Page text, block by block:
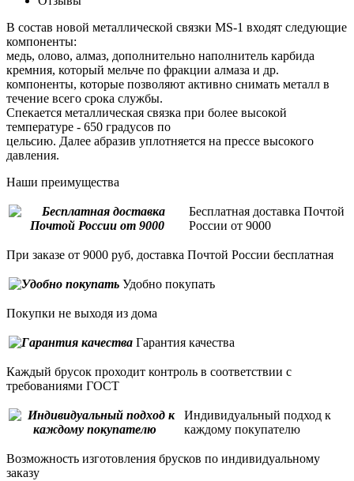
В состав новой металлической связки MS-1 входят следующие
компоненты:
медь, олово, алмаз, дополнительно наполнитель карбида
кремния, который мельче по фракции алмаза и др.
компоненты, которые позволяют активно снимать металл в
течение всего срока службы.
Спекается металлическая связка при более высокой
температуре - 650 градусов по
цельсию. Далее абразив уплотняется на прессе высокого
давления.
Наши преимущества
Бесплатная доставка Почтой
России от 9000
При заказе от 9000 руб, доставка Почтой России бесплатная
Удобно покупать
Покупки не выходя из дома
Гарантия качества
Каждый брусок проходит контроль в соответствии с
требованиями ГОСТ
Индивидуальный подход к
каждому покупателю
Возможность изготовления брусков по индивидуальному
заказу